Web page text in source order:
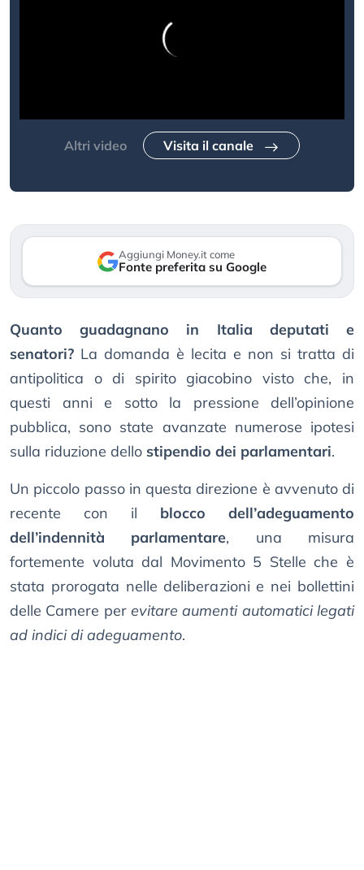
Altri video Visita il canale
Aggiungi Money.it come
Fonte preferita su Google
Quanto guadagnano in Italia deputati e
senatori? La domanda è lecita e non si tratta di
antipolitica o di spirito giacobino visto che, in
questi anni e sotto la pressione dell’opinione
pubblica, sono state avanzate numerose ipotesi
sulla riduzione dello stipendio dei parlamentari.
Un piccolo passo in questa direzione è avvenuto di
recente con il blocco dell’adeguamento
dell’indennità parlamentare, una misura
fortemente voluta dal Movimento 5 Stelle che è
stata prorogata nelle deliberazioni e nei bollettini
delle Camere per evitare aumenti automatici legati
ad indici di adeguamento.